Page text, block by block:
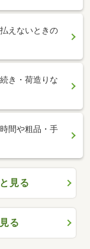
えないときの
き・荷造りな
間や粗品・手
見る
る